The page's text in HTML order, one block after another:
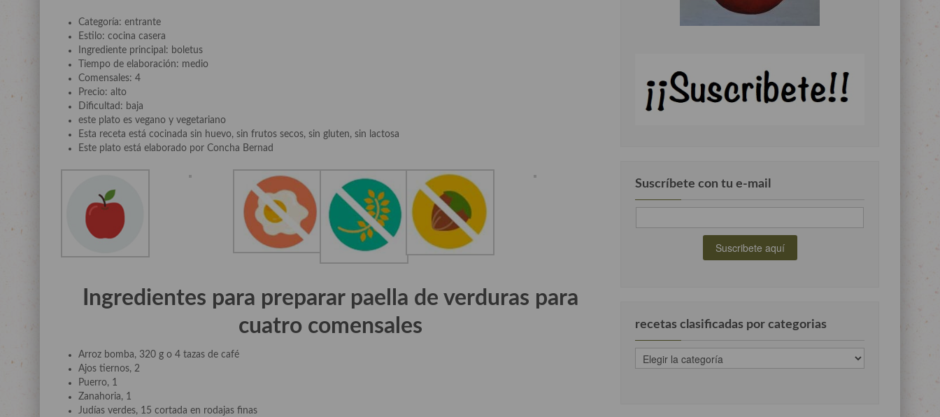
Categoría: entrante
Estilo: cocina casera
Ingrediente principal: boletus
Tiempo de elaboración: medio
Comensales: 4
Precio: alto
Dificultad: baja
este plato es vegano y vegetariano
Esta receta está cocinada sin huevo, sin frutos secos, sin gluten, sin lactosa
Este plato está elaborado por Concha Bernad
Ingredientes para preparar paella de verduras para
cuatro comensales
Arroz bomba, 320 g o 4 tazas de café
Ajos tiernos, 2
Puerro, 1
Zanahoria, 1
Judías verdes, 15 cortada en rodajas finas
Suscríbete con tu e-mail
recetas clasificadas por categorias
recetas
clasificadas